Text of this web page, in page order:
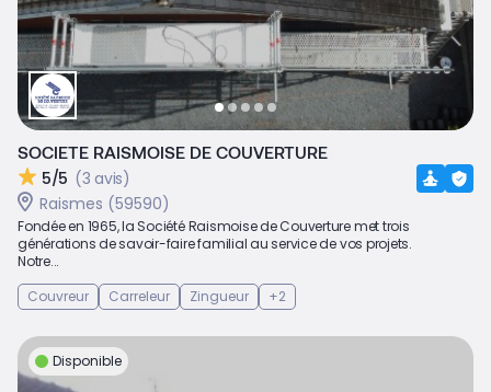
SOCIETE RAISMOISE DE COUVERTURE
5/5 (3 avis)
Raismes (59590)
Fondée en 1965, la Société Raismoise de Couverture met trois
générations de savoir-faire familial au service de vos projets.
Notre...
Couvreur
Carreleur Zingueur +2
Disponible